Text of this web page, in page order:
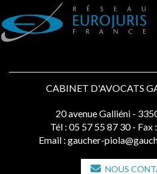
CABINET D'AVOCATS
20 avenue Galliéni -
Tél : 05 57 55 87 30 - Fax
Email : gaucher-
NOUS